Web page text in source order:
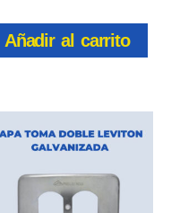
Añadir al carrito